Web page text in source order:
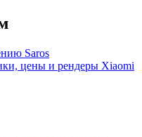
Saros
цены и рендеры Xiaomi